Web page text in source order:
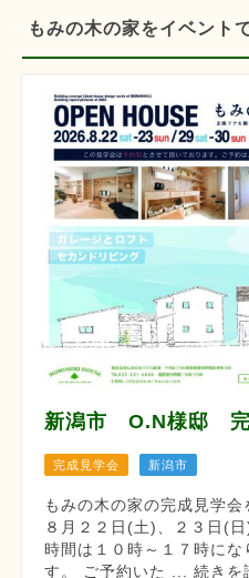
もみの木の家をイベント
新潟市 O.N様邸 完
完成見学会 新潟市
もみの木の家の完成見学
８月２２日(土)、２３日(
時間は１０時～１７時に
す。 ご予約いた ... 続きを